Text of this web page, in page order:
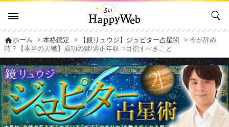
homeホーム >本格鑑定 > 【鏡リュウジ】ジュピター占星術 > 今が辞め
時？【本当の天職】成功の鍵/適正年収⇒目指すべきこと